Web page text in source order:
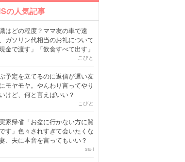
の人気記事
はどの程度？ママ友の車で遠
ガソリン代相当のお礼について
現金で渡す」「飲食すべて出す」
こびと
予定を立てるのに返信が遅い友
モヤモヤ。やんわり言ってやり
けど、何と言えばいい？
こびと
家帰省「お盆に行かない方に質
す」色々されすぎて会いたくな
、夫に本音を言ってもいい？
sa-i